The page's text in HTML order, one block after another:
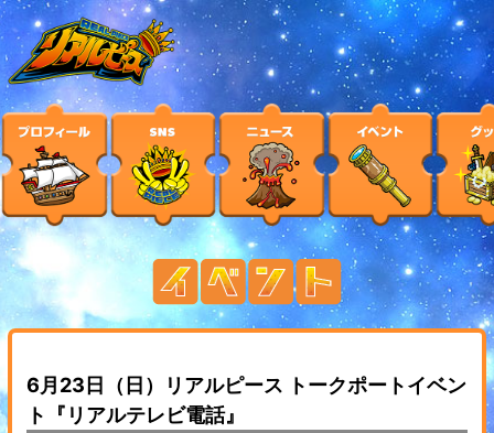
6月23日（日）リアルピース トークポートイベン
ト『リアルテレビ電話』